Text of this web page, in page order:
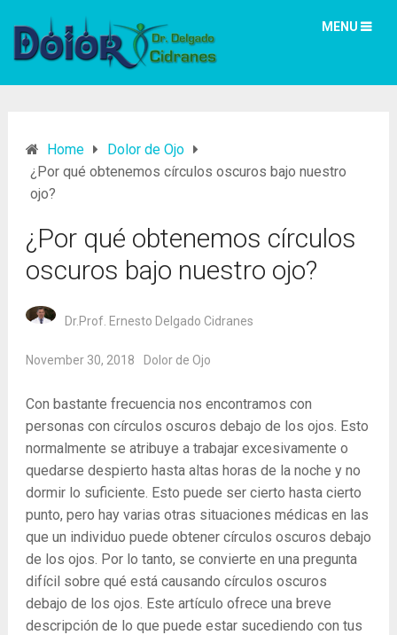
MENU
Home
Dolor de Ojo
¿Por qué obtenemos círculos oscuros bajo nuestro
ojo?
¿Por qué obtenemos círculos
oscuros bajo nuestro ojo?
Dr.Prof. Ernesto Delgado Cidranes
November 30, 2018 Dolor de Ojo
Con bastante frecuencia nos encontramos con
personas con círculos oscuros debajo de los ojos. Esto
normalmente se atribuye a trabajar excesivamente o
quedarse despierto hasta altas horas de la noche y no
dormir lo suficiente. Esto puede ser cierto hasta cierto
punto, pero hay varias otras situaciones médicas en las
que un individuo puede obtener círculos oscuros debajo
de los ojos. Por lo tanto, se convierte en una pregunta
difícil sobre qué está causando círculos oscuros
debajo de los ojos. Este artículo ofrece una breve
descripción de lo que puede estar sucediendo con tus